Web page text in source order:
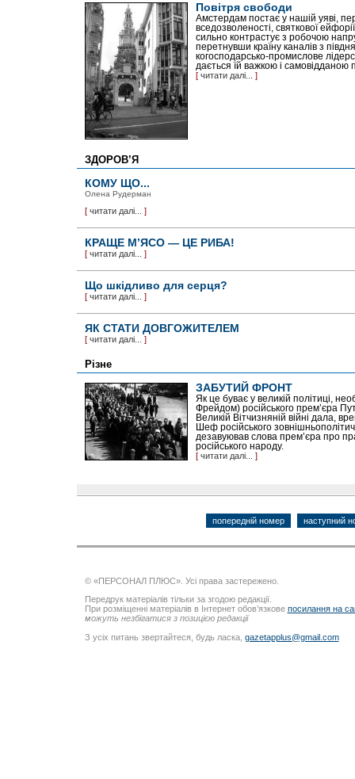
Повітря свободи
Амстердам постає у нашій уяві,
вседозволеності, святкової
сильно контрастує з робочою
перетнувши країну каналів з
когосподарсько-промислове
дається їй важкою і самовідданою
[ читати далі... ]
ЗДОРОВ’Я
КОМУ ЩО...
Олена Рудерман
[ читати далі... ]
КРАЩЕ М’ЯСО — ЦЕ РИБА!
[ читати далі... ]
Що шкідливо для серця?
[ читати далі... ]
ЯК СТАТИ ДОВГОЖИТЕЛЕМ
[ читати далі... ]
Різне
ЗАБУТИЙ ФРОНТ
Як це буває у великій політиці,
Фрейдом) російського прем’єра
Великій Вітчизняній війні дала,
Шеф російського
дезавуював слова прем’єра про
російського народу.
[ читати далі... ]
попередній номер наступний
© «ПЕРСОНАЛ ПЛЮС». Усі права застережено.
Передрук матеріалів тільки за згодою редакції.
При розміщенні матеріалів в Інтернет обов’язкове посилання на
можуть незбігатися з позицією редакції
З усіх питань звертайтеся, будь ласка, gazetapplus@gmail.com